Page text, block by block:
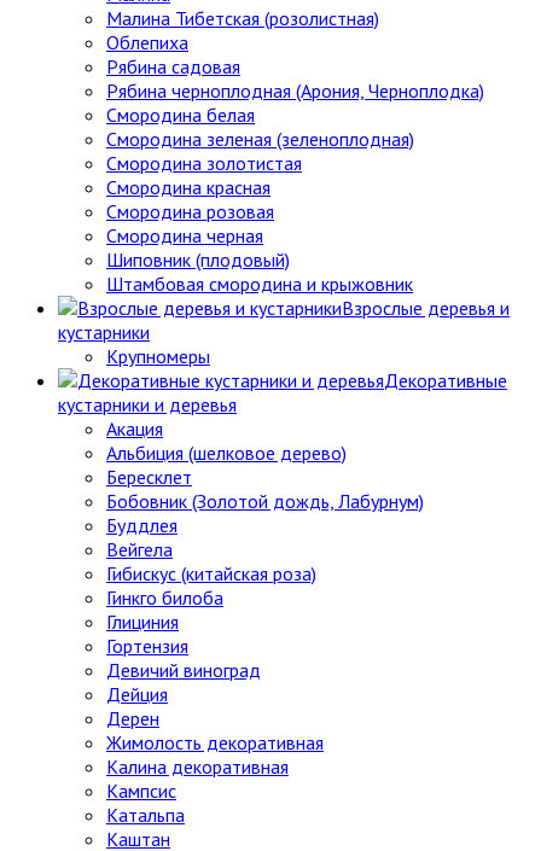
Малина Тибетская (розолистная)
Облепиха
Рябина садовая
Рябина черноплодная (Арония, Черноплодка)
Смородина белая
Смородина зеленая (зеленоплодная)
Смородина золотистая
Смородина красная
Смородина розовая
Смородина черная
Шиповник (плодовый)
Штамбовая смородина и крыжовник
Взрослые деревья и
кустарники
Крупномеры
Декоративные
кустарники и деревья
Акация
Альбиция (шелковое дерево)
Бересклет
Бобовник (Золотой дождь, Лабурнум)
Буддлея
Вейгела
Гибискус (китайская роза)
Гинкго билоба
Глициния
Гортензия
Девичий виноград
Дейция
Дерен
Жимолость декоративная
Калина декоративная
Кампсис
Катальпа
Каштан